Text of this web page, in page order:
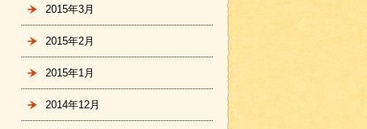
2015年3月
2015年2月
2015年1月
2014年12月